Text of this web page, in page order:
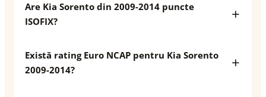
Are Kia Sorento din 2009-2014 puncte
ISOFIX?
Există rating Euro NCAP pentru Kia Sorento
2009-2014?